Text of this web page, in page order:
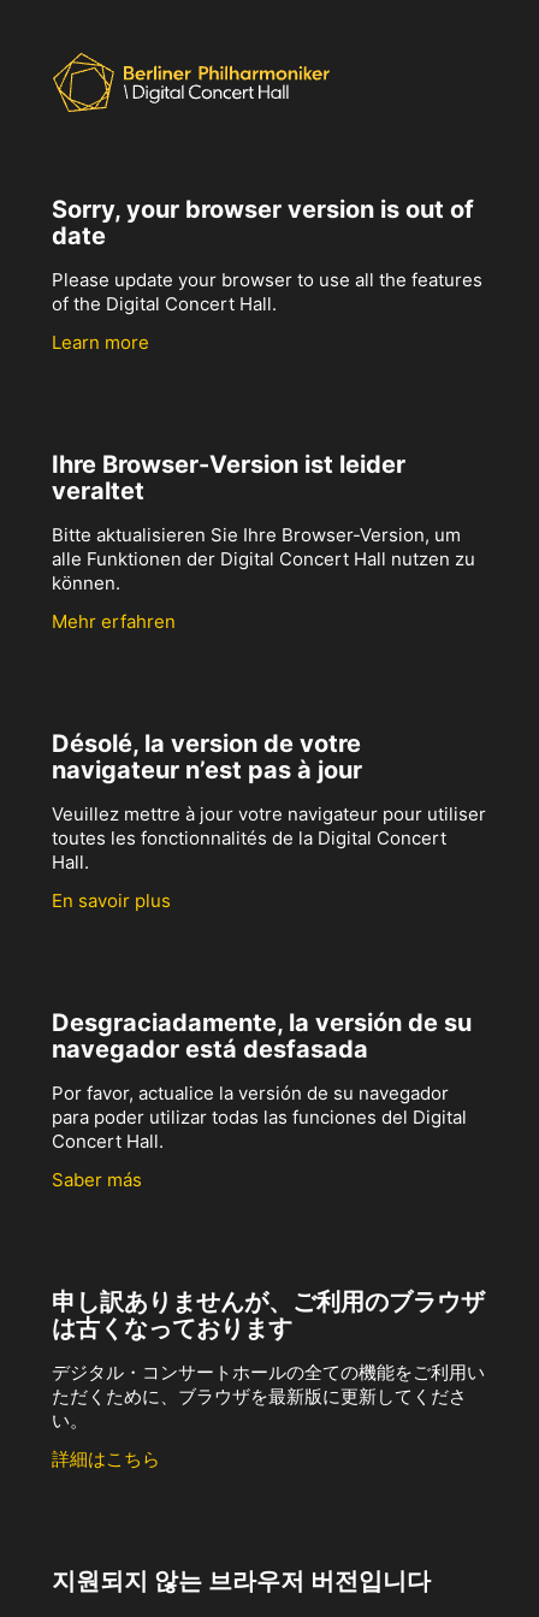
Sorry, your browser version is out of
date
Please update your browser to use all the features
of the Digital Concert Hall.
Learn more
Ihre Browser-Version ist leider
veraltet
Bitte aktualisieren Sie Ihre Browser-Version, um
alle Funktionen der Digital Concert Hall nutzen zu
können.
Mehr erfahren
Désolé, la version de votre
navigateur n’est pas à jour
Veuillez mettre à jour votre navigateur pour utiliser
toutes les fonctionnalités de la Digital Concert
Hall.
En savoir plus
Desgraciadamente, la versión de su
navegador está desfasada
Por favor, actualice la versión de su navegador
para poder utilizar todas las funciones del Digital
Concert Hall.
Saber más
申し訳ありませんが、ご利用のブラウザ
は古くなっております
デジタル・コンサートホールの全ての機能をご利用い
ただくために、ブラウザを最新版に更新してくださ
い。
詳細はこちら
지원되지 않는 브라우저 버전입니다